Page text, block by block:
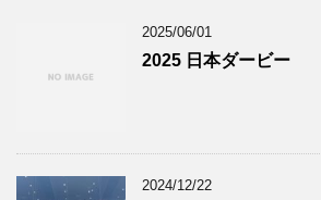
2025/06/01
2025 日本ダービー
2024/12/22